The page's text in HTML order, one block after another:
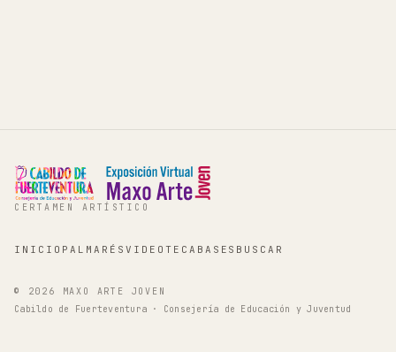
CERTAMEN ARTÍSTICO
INICIO PALMARÉS VIDEOTECA BASES BUSCAR
© 2026
MAXO ARTE JOVEN
Cabildo de Fuerteventura · Consejería de Educación y Juventud